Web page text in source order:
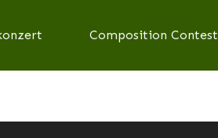
Composition Contest